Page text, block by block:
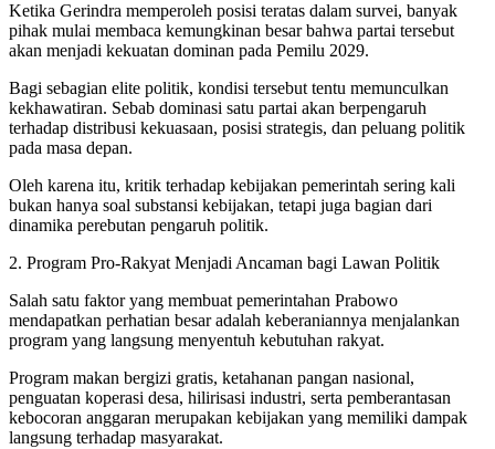
Ketika Gerindra memperoleh posisi teratas dalam survei, banyak
pihak mulai membaca kemungkinan besar bahwa partai tersebut
akan menjadi kekuatan dominan pada Pemilu 2029.
Bagi sebagian elite politik, kondisi tersebut tentu memunculkan
kekhawatiran. Sebab dominasi satu partai akan berpengaruh
terhadap distribusi kekuasaan, posisi strategis, dan peluang politik
pada masa depan.
Oleh karena itu, kritik terhadap kebijakan pemerintah sering kali
bukan hanya soal substansi kebijakan, tetapi juga bagian dari
dinamika perebutan pengaruh politik.
2. Program Pro-Rakyat Menjadi Ancaman bagi Lawan Politik
Salah satu faktor yang membuat pemerintahan Prabowo
mendapatkan perhatian besar adalah keberaniannya menjalankan
program yang langsung menyentuh kebutuhan rakyat.
Program makan bergizi gratis, ketahanan pangan nasional,
penguatan koperasi desa, hilirisasi industri, serta pemberantasan
kebocoran anggaran merupakan kebijakan yang memiliki dampak
langsung terhadap masyarakat.